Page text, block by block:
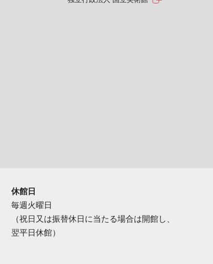
休館日
毎週火曜日
（祝日又は振替休日に当たる場合は開館し、
翌平日休館）